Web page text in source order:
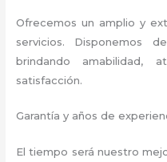
Ofrecemos un amplio y
servicios. Disponemos
brindando
satisfacción.
Garantía y años de
El tiempo será nuestro